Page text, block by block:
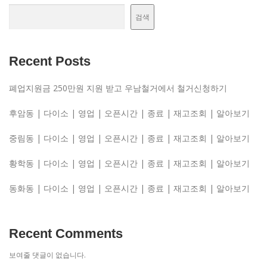
검색
Recent Posts
폐업지원금 250만원 지원 받고 우남철거에서 철거신청하기
후암동 | 다이소 | 영업 | 오픈시간 | 종료 | 재고조회 | 알아보기
중림동 | 다이소 | 영업 | 오픈시간 | 종료 | 재고조회 | 알아보기
황학동 | 다이소 | 영업 | 오픈시간 | 종료 | 재고조회 | 알아보기
동화동 | 다이소 | 영업 | 오픈시간 | 종료 | 재고조회 | 알아보기
Recent Comments
보여줄 댓글이 없습니다.